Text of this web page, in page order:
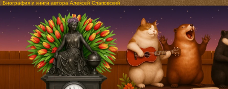
Биография и книги автора Алексей Слаповский